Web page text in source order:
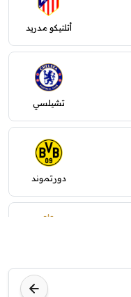
أتلتيكو مدريد
تشيلسي
دورتموند